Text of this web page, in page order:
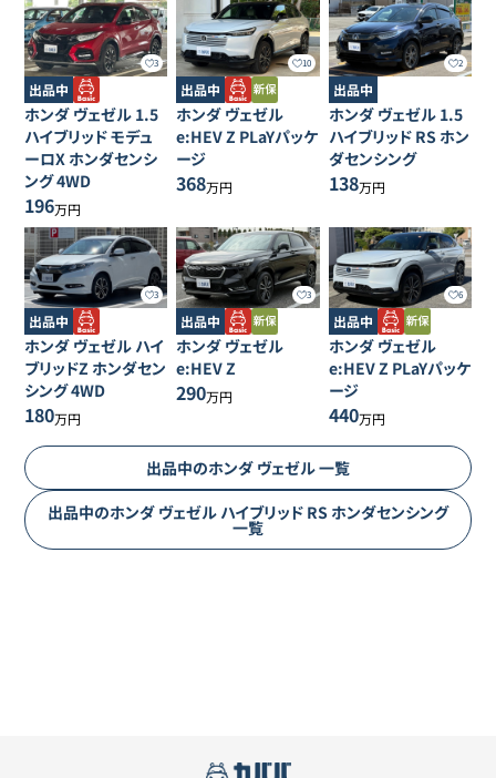
3
出品中
ホンダ ヴェゼル 1.5
ハイブリッド モデュ
ーロX ホンダセンシ
ング 4WD
196万円
10
出品中
ホンダ ヴェゼル
e:HEV Z PLaYパッケ
ージ
368万円
2
出品中
ホンダ ヴェゼル 1.5
ハイブリッド RS ホン
ダセンシング
138万円
3
出品中
ホンダ ヴェゼル ハイ
ブリッドZ ホンダセン
シング 4WD
180万円
3
出品中
ホンダ ヴェゼル
e:HEV Z
290万円
6
出品中
ホンダ ヴェゼル
e:HEV Z PLaYパッケ
ージ
440万円
出品中のホンダ ヴェゼル一覧
出品中のホンダ ヴェゼル ハイブリッド RS ホンダセンシング
一覧